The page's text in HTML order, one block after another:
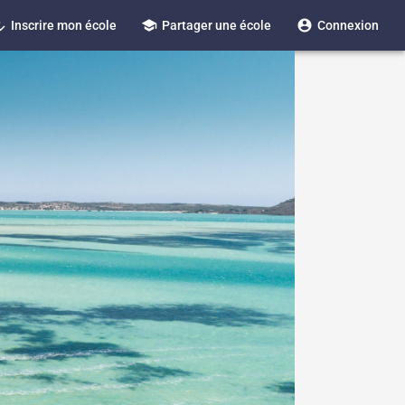
Inscrire mon école school Partager une école account_circle Connexion